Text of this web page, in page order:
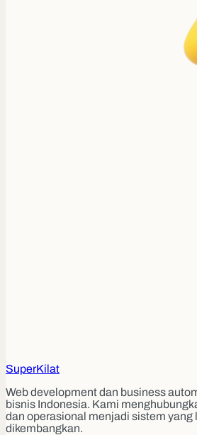
SuperKilat
Web development dan business
bisnis Indonesia. Kami
dan operasional menjadi sistem yang
dikembangkan.